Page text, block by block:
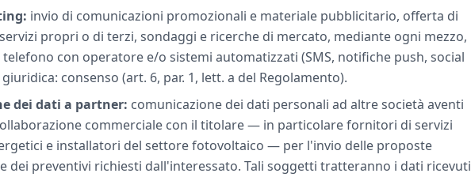
invio di comunicazioni promozionali e materiale pubblicitario, offerta di
propri o di terzi, sondaggi e ricerche di mercato, mediante ogni mezzo,
con operatore e/o sistemi automatizzati (SMS, notifiche push, social
giuridica: consenso (art. 6, par. 1, lett. a del Regolamento).
dei dati a partner: comunicazione dei dati personali ad altre società aventi
commerciale con il titolare — in particolare fornitori di servizi
e installatori del settore fotovoltaico — per l'invio delle proposte
dei preventivi richiesti dall'interessato. Tali soggetti tratteranno i dati ricevuti